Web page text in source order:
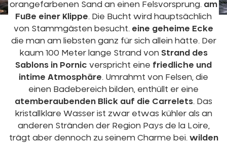
orangefarbenen Sand an einen Felsvorsprung. am
Fuße einer Klippe. Die Bucht wird hauptsächlich
von Stammgästen besucht. eine geheime Ecke
die man am liebsten ganz für sich allein hätte. Der
kaum 100 Meter lange Strand von Strand des
Sablons in Pornic verspricht eine friedliche und
intime Atmosphäre. Umrahmt von Felsen, die
einen Badebereich bilden, enthüllt er eine
atemberaubenden Blick auf die Carrelets. Das
kristallklare Wasser ist zwar etwas kühler als an
anderen Stränden der Region Pays de la Loire,
trägt aber dennoch zu seinem Charme bei. wilden